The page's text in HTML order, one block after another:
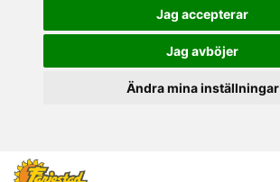
Jag accepterar
Jag avböjer
Ändra mina inställningar